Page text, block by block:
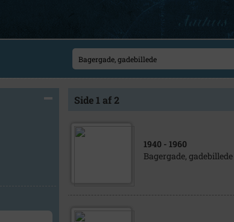
Side 1 af 2
1940 - 1960
Bagergade, gadebillede